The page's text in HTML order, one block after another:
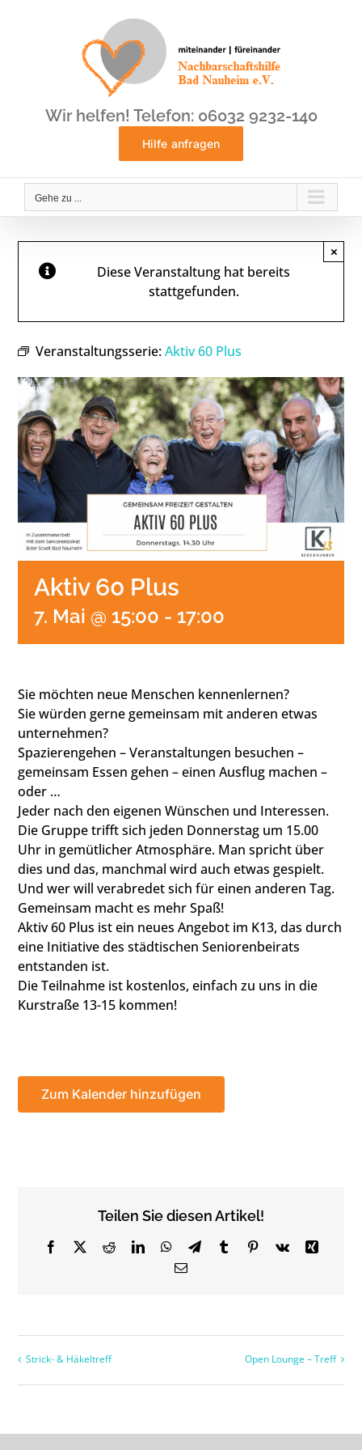
Wir helfen! Telefon: 06032 9232-140
Hilfe anfragen
Gehe zu ...
Diese Veranstaltung hat bereits
stattgefunden.
×
Veranstaltungsserie:Aktiv 60 Plus
Aktiv 60 Plus
7. Mai @ 15:00 - 17:00
Sie möchten neue Menschen kennenlernen?
Sie würden gerne gemeinsam mit anderen etwas
unternehmen?
Spazierengehen – Veranstaltungen besuchen –
gemeinsam Essen gehen – einen Ausflug machen –
oder …
Jeder nach den eigenen Wünschen und Interessen.
Die Gruppe trifft sich jeden Donnerstag um 15.00
Uhr in gemütlicher Atmosphäre. Man spricht über
dies und das, manchmal wird auch etwas gespielt.
Und wer will verabredet sich für einen anderen Tag.
Gemeinsam macht es mehr Spaß!
Aktiv 60 Plus ist ein neues Angebot im K13, das durch
eine Initiative des städtischen Seniorenbeirats
entstanden ist.
Die Teilnahme ist kostenlos, einfach zu uns in die
Kurstraße 13-15 kommen!
Zum Kalender hinzufügen
Teilen Sie diesen Artikel!
Facebook
X RedditLinkedInWhatsApp
TelegramTumblrPinterest
Vk
Xing
Email
Strick- & Häkeltreff Open Lounge – Treff